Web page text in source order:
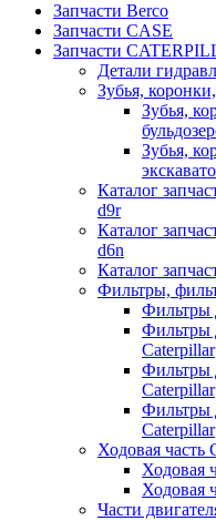
Запчасти Berco
Запчасти CASE
Запчасти
Детали
Зубья,
Зубья,
Зубья,
Каталог
d9r
Каталог
d6n
Каталог
Фильтры,
Фильтры
Фильтры
Caterpillar
Фильтры
Caterpillar
Фильтры
Caterpillar
Ходовая часть
Ходовая
Ходовая
Части